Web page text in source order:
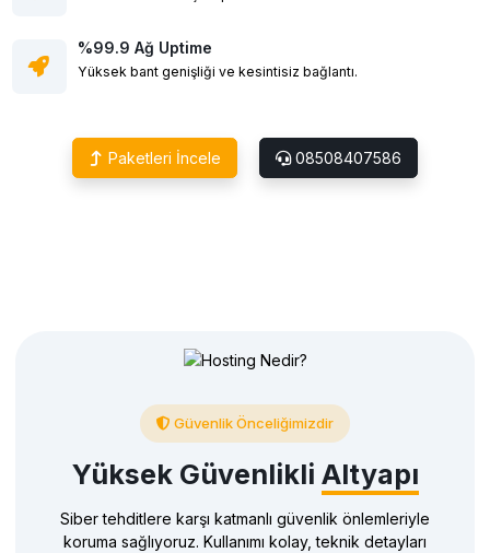
%99.9 Ağ Uptime
Yüksek bant genişliği ve kesintisiz bağlantı.
Paketleri İncele 08508407586
Güvenlik Önceliğimizdir
Yüksek Güvenlikli Altyapı
Siber tehditlere karşı katmanlı güvenlik önlemleriyle
koruma sağlıyoruz. Kullanımı kolay, teknik detayları